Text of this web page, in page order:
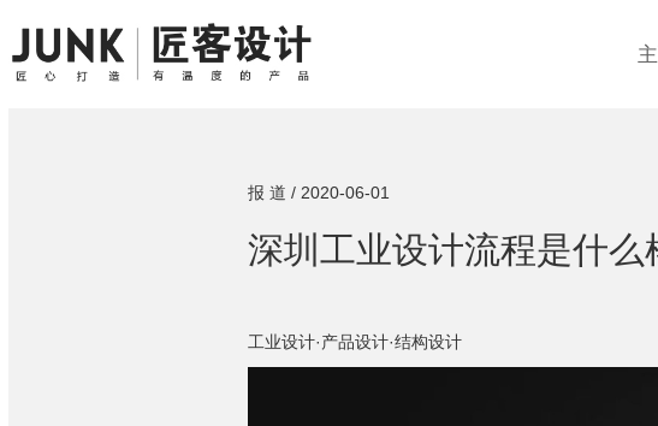
报 道 / 2020-06-01
深圳工业设计流程是什么
工业设计·产品设计·结构设计